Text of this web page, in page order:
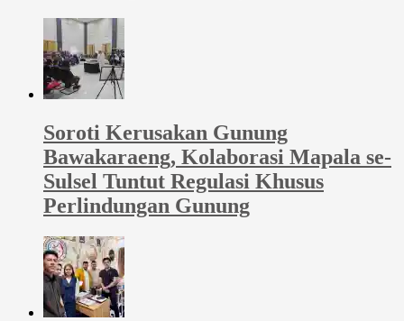
Soroti Kerusakan Gunung
Bawakaraeng, Kolaborasi Mapala se-
Sulsel Tuntut Regulasi Khusus
Perlindungan Gunung